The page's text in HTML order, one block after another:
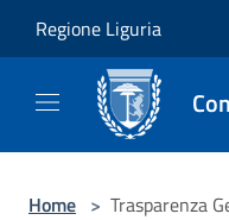
Regione Liguria
Home > Trasparenza